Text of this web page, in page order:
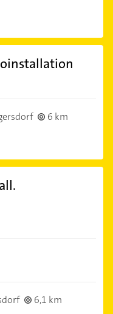
6 km
6,1 km